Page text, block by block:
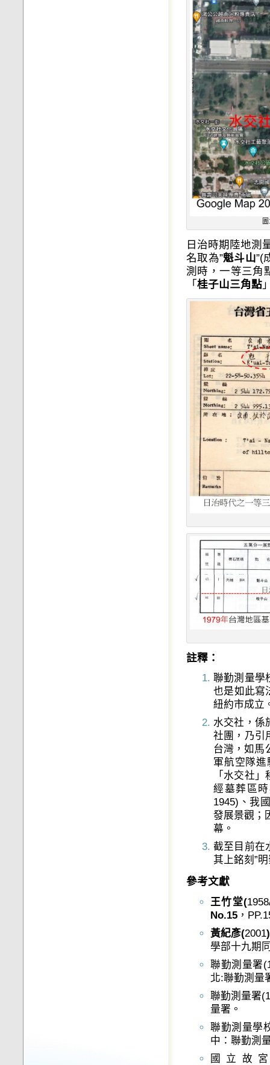
日治時期陸地測
名取為”魁斗山”(
測時，一等三角
「桂子山三角點
註釋：
聯勤測量學
也是如此寫
紐約市成立
水交社，係
社團，乃引
台灣，如馬
軍航空隊
「水交社
經墓葬區
1945)、我
發展景觀；
幕。
截至目前在
其上銘刻”
參考文獻
王竹堂(
No.15 ，
黃紀彥(2001)
學部十九期
聯勤測量署
北:聯勤測量
聯勤測量署
量署。
聯勤測量學
中：聯勤測
國立故